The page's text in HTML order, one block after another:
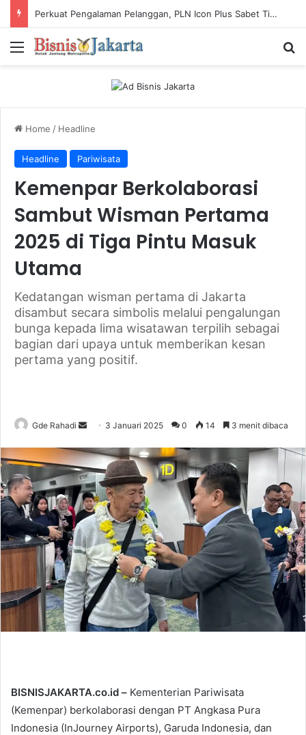
Perkuat Industri Laundry, Ketum ASLI Siapkan Pelaku Usaha Tembus Standar Dunia
Menu
Home / Headline
Headline Pariwisata
Kemenpar Berkolaborasi
Sambut Wisman Pertama
2025 di Tiga Pintu Masuk
Utama
Kedatangan wisman pertama di Jakarta
disambut secara simbolis melalui pengalungan
bunga kepada lima wisatawan terpilih sebagai
bagian dari upaya untuk memberikan kesan
pertama yang positif.
Gde Rahadi
n
d
a
n
e
m
a
i
l
3 Januari 2025 0 14 3 menit dibaca
BISNISJAKARTA.co.id – Kementerian Pariwisata
(Kemenpar) berkolaborasi dengan PT Angkasa Pura
Indonesia (InJourney Airports), Garuda Indonesia, dan